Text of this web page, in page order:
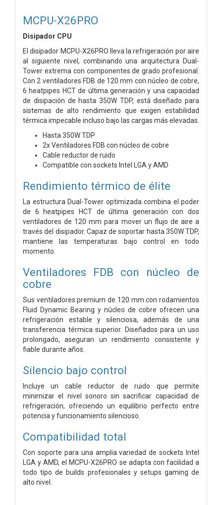
MCPU-X26PRO
Disipador CPU
El disipador MCPU-X26PRO lleva la refrigeración por aire
al siguiente nivel, combinando una arquitectura Dual-
Tower extrema con componentes de grado profesional.
Con 2 ventiladores FDB de 120 mm con núcleo de cobre,
6 heatpipes HCT de última generación y una capacidad
de disipación de hasta 350W TDP, está diseñado para
sistemas de alto rendimiento que exigen estabilidad
térmica impecable incluso bajo las cargas más elevadas.
Hasta 350W TDP
2x Ventiladores FDB con núcleo de cobre
Cable reductor de ruido
Compatible con sockets Intel LGA y AMD
Rendimiento térmico de élite
La estructura Dual-Tower optimizada combina el poder
de 6 heatpipes HCT de última generación con dos
ventiladores de 120 mm para mover un flujo de aire a
través del disipador. Capaz de soportar hasta 350W TDP,
mantiene las temperaturas bajo control en todo
momento.
Ventiladores FDB con núcleo de
cobre
Sus ventiladores premium de 120 mm con rodamientos
Fluid Dynamic Bearing y núcleo de cobre ofrecen una
refrigeración estable y silenciosa, además de una
transferencia térmica superior. Diseñados para un uso
prolongado, aseguran un rendimiento consistente y
fiable durante años.
Silencio bajo control
Incluye un cable reductor de ruido que permite
minimizar el nivel sonoro sin sacrificar capacidad de
refrigeración, ofreciendo un equilibrio perfecto entre
potencia y funcionamiento silencioso.
Compatibilidad total
Con soporte para una amplia variedad de sockets Intel
LGA y AMD, el MCPU-X26PRO se adapta con facilidad a
todo tipo de builds profesionales y setups gaming de
alto nivel.